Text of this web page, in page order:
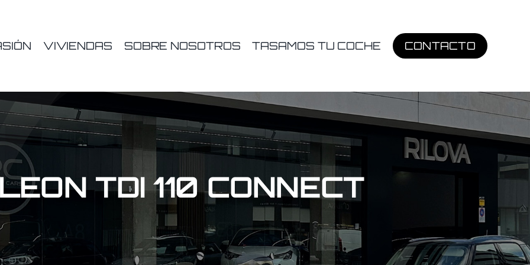
VIVIENDAS SOBRE NOSOTROS TASAMOS TU COCHE CONTACTO
TDI 110 CONNECT